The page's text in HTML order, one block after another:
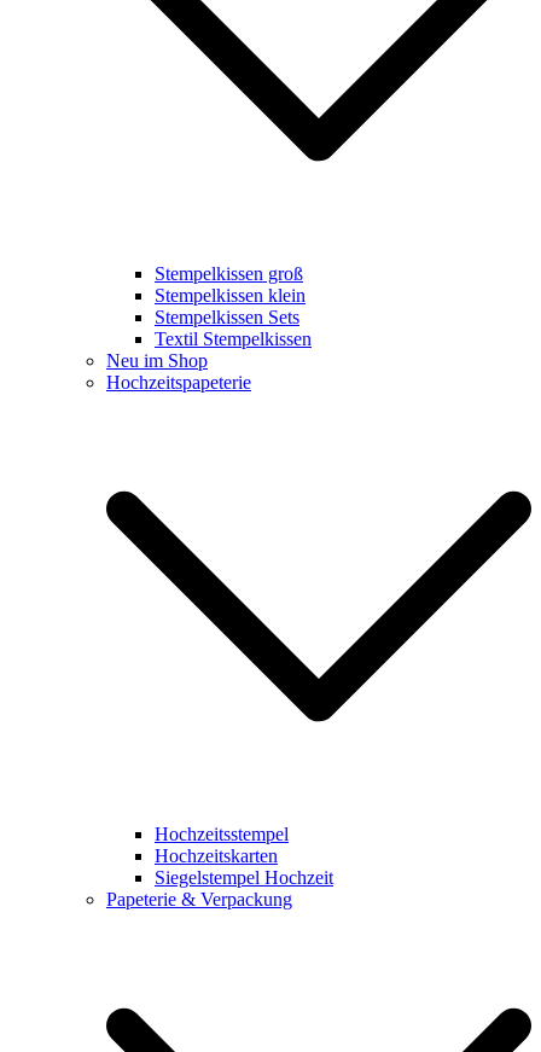
Stempelkissen groß
Stempelkissen klein
Stempelkissen Sets
Textil Stempelkissen
Neu im Shop
Hochzeitspapeterie
Hochzeitsstempel
Hochzeitskarten
Siegelstempel Hochzeit
Papeterie & Verpackung